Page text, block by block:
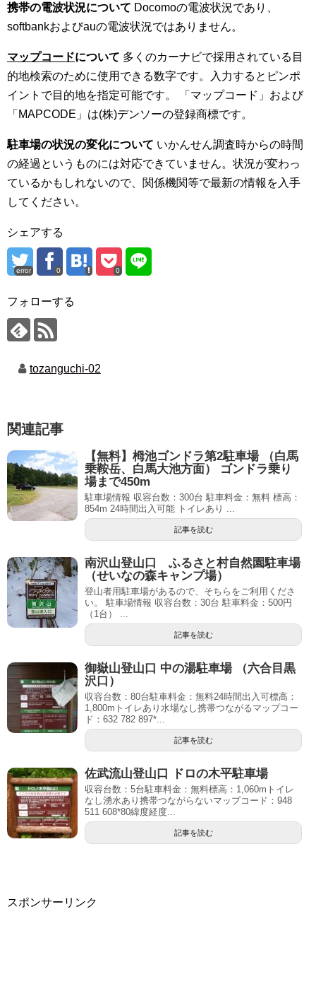
携帯の電波状況について Docomoの電波状況であり、
softbankおよびauの電波状況ではありません。
マップコードについて 多くのカーナビで採用されている目
的地検索のために使用できる数字です。入力するとピンポ
イントで目的地を指定可能です。 「マップコード」および
「MAPCODE」は(株)デンソーの登録商標です。
駐車場の状況の変化について いかんせん調査時からの時間
の経過というものには対応できていません。状況が変わっ
ているかもしれないので、関係機関等で最新の情報を入手
してください。
シェアする
error 0 0
フォローする
tozanguchi-02
関連記事
【無料】栂池ゴンドラ第2駐車場 （白馬
乗鞍岳、白馬大池方面） ゴンドラ乗り
場まで450m
駐車場情報 収容台数：300台 駐車料金：無料 標高：
854m 24時間出入可能 トイレあり ...
記事を読む
南沢山登山口 ふるさと村自然園駐車場
（せいなの森キャンプ場）
登山者用駐車場があるので、そちらをご利用くださ
い。 駐車場情報 収容台数：30台 駐車料金：500円
（1台） ...
記事を読む
御嶽山登山口 中の湯駐車場 （六合目黒
沢口）
収容台数：80台駐車料金：無料24時間出入可標高：
1,800mトイレあり水場なし携帯つながるマップコー
ド：632 782 897*...
記事を読む
佐武流山登山口 ドロの木平駐車場
収容台数：5台駐車料金：無料標高：1,060mトイレ
なし湧水あり携帯つながらないマップコード：948
511 608*80緯度経度...
記事を読む
スポンサーリンク